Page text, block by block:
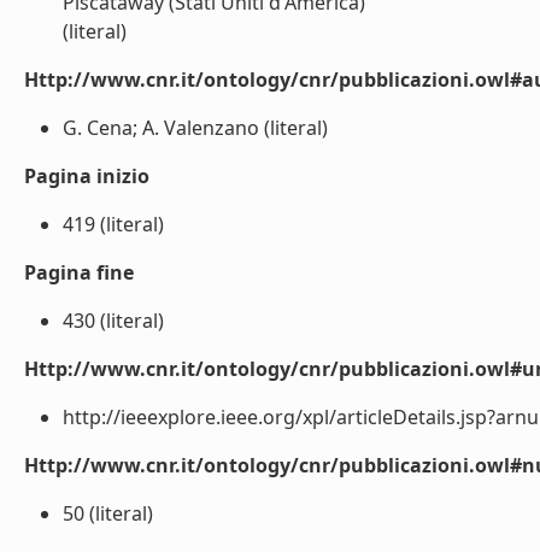
(literal)
Http://www.cnr.it/ontology/cnr/
G. Cena; A. Valenzano (literal)
Pagina inizio
419 (literal)
Pagina fine
430 (literal)
Http://www.cnr.it/ontology/cnr/
http://ieeexplore.ieee.org/xpl/
Http://www.cnr.it/ontology/cnr/
50 (literal)